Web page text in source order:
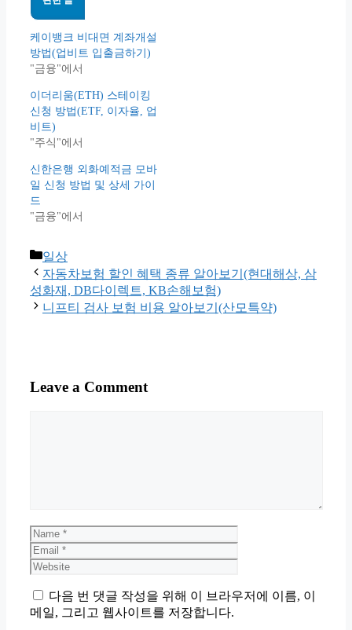
케이뱅크 비대면 계좌개설
방법(업비트 입출금하기)
"금융"에서
이더리움(ETH) 스테이킹
신청 방법(ETF, 이자율, 업
비트)
"주식"에서
신한은행 외화예적금 모바
일 신청 방법 및 상세 가이
드
"금융"에서
Categories
일상
자동차보험 할인 혜택 종류 알아보기(현대해상, 삼
성화재, DB다이렉트, KB손해보험)
니프티 검사 보험 비용 알아보기(산모특약)
Leave a Comment
Name
다음 번 댓글 작성을 위해 이 브라우저에 이름, 이
메일, 그리고 웹사이트를 저장합니다.